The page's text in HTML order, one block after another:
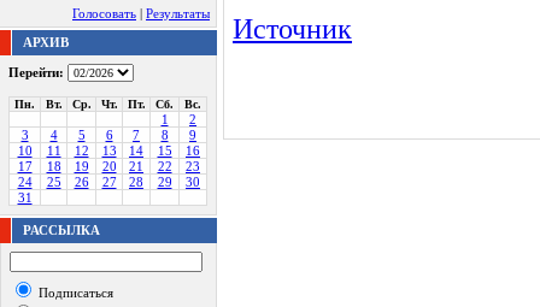
Голосовать | Результаты
АРХИВ
Перейти:
Пн. Вт. Ср. Чт. Пт. Сб. Вс.
1
2
3
4 5 6 7 8
9
10
11 12 13 14 15
16
17
18 19 20 21 22
23
24
25 26 27 28 29
30
31
РАССЫЛКА
Подписаться
Источник